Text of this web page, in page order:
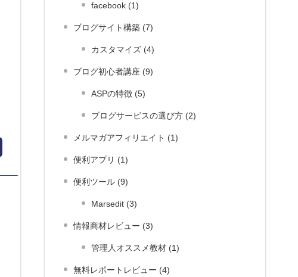
facebook (1)
ブログサイト構築 (7)
カスタマイズ (4)
ブログ初心者講座 (9)
ASPの特徴 (5)
ブログサービスの選び方 (2)
メルマガアフィリエイト (1)
便利アプリ (1)
便利ツール (9)
Marsedit (3)
情報商材レビュー (3)
管理人オススメ教材 (1)
無料レポートレビュー (4)